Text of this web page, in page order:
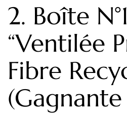
2. Boîte
“Ventilée
Fibre